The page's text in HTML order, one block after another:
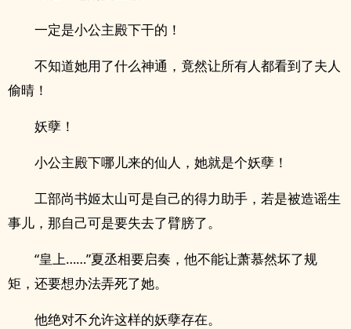
一定是小公主殿下干的！
不知道她用了什么神通，竟然让所有人都看到了夫人
偷晴！
妖孽！
小公主殿下哪儿来的仙人，她就是个妖孽！
工部尚书姬太山可是自己的得力助手，若是被造谣生
事儿，那自己可是要失去了臂膀了。
“皇上……”夏丞相要启奏，他不能让萧慕然坏了规
矩，还要想办法弄死了她。
他绝对不允许这样的妖孽存在。